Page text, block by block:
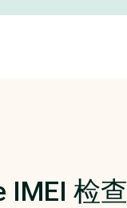
IMEI 检查